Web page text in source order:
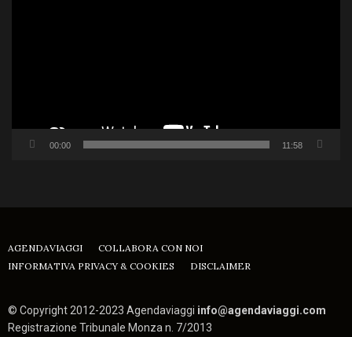
00:00 11:58
AGENDAVIAGGI
COLLABORA CON NOI
INFORMATIVA PRIVACY & COOKIES
DISCLAIMER
© Copyright 2012-2023 Agendaviaggi info@agendaviaggi.com
Registrazione Tribunale Monza n. 7/2013